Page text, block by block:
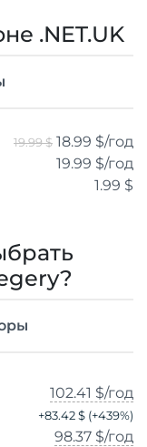
.NET.UK
19.99 $ 18.99 $/год
19.99 $/год
1.99 $
102.41 $/год
+83.42 $ (+439%)
98.37 $/год